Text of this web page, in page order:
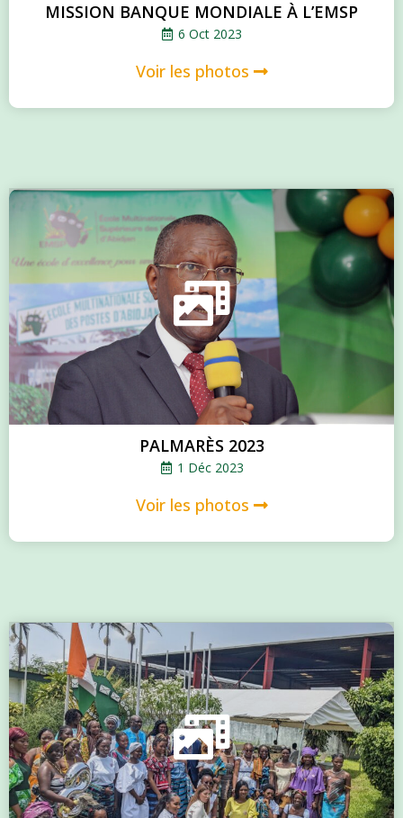
MISSION BANQUE MONDIALE À L’EMSP
6 Oct 2023
Voir les photos
PALMARÈS 2023
1 Déc 2023
Voir les photos